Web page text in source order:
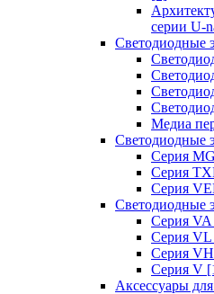
серии U-
Светодиодные
Медиа
Светодиодные
Серия MG
Серия
Серия
Светодиодные
Серия VA
Серия VL
Серия VH
Серия V
Аксессуары